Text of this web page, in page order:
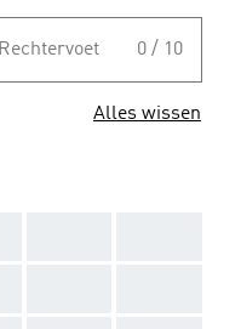
Rechtervoet 0 / 10
Alles wissen